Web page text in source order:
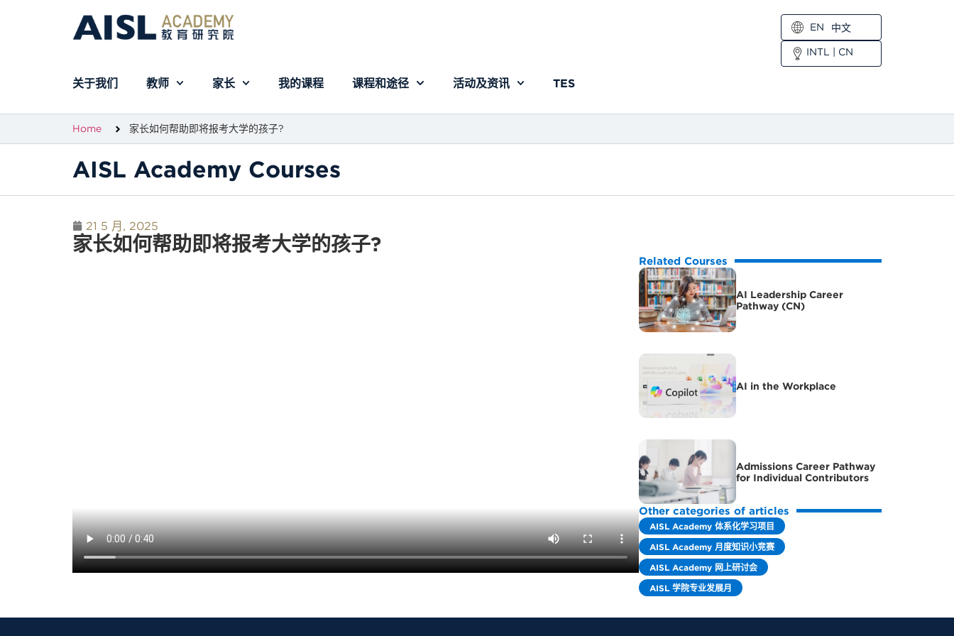
EN
中文
INTL | CN
关于我们 教师 家长 我的课程 课程和途径 活动及资讯 TES
Home 家长如何帮助即将报考大学的孩子?
AISL Academy Courses
21 5 月, 2025
家长如何帮助即将报考大学的孩子?
Related Courses
AI Leadership Career
Pathway (CN)
AI in the Workplace
Admissions Career Pathway
for Individual Contributors
Other categories of articles
AISL Academy 体系化学习项目
AISL Academy 月度知识小竞赛
AISL Academy 网上研讨会
AISL 学院专业发展月